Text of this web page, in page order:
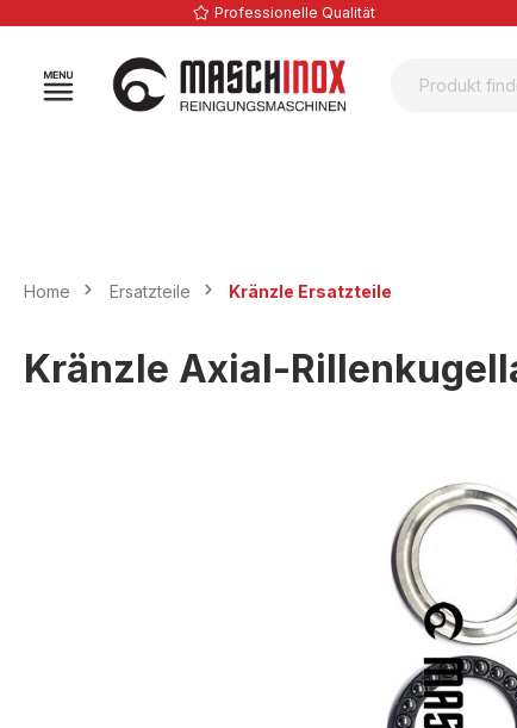
Zur Hauptnavigation springen
Professionelle Qualität
Home Ersatzteile Kränzle Ersatzteile
Kränzle Axial-